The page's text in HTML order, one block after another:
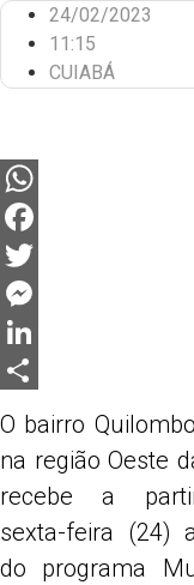
24/02/2023
11:15
CUIABÁ
WhatsApp
Facebook
Twitter
Messenger
LinkedIn
Share
O bairro
na região Oeste
recebe a
sexta-feira (24)
do programa